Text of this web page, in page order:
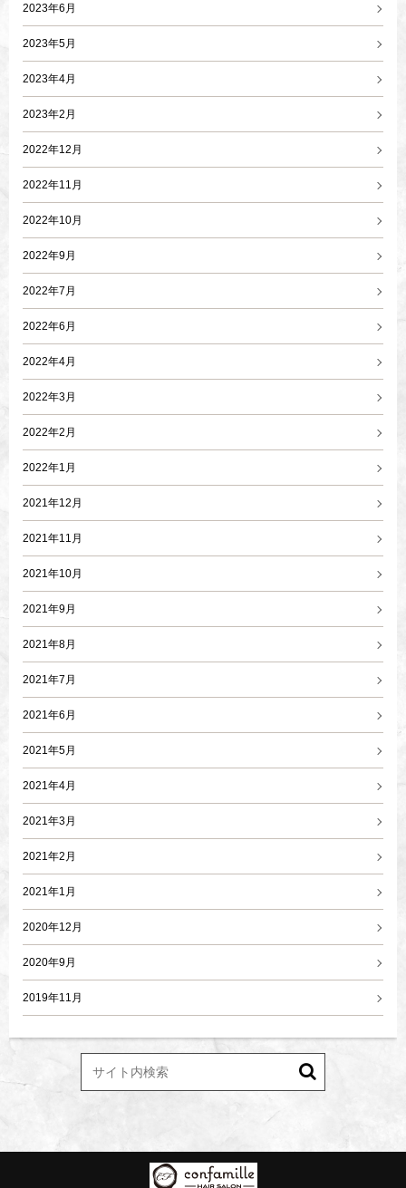
2023年6月
2023年5月
2023年4月
2023年2月
2022年12月
2022年11月
2022年10月
2022年9月
2022年7月
2022年6月
2022年4月
2022年3月
2022年2月
2022年1月
2021年12月
2021年11月
2021年10月
2021年9月
2021年8月
2021年7月
2021年6月
2021年5月
2021年4月
2021年3月
2021年2月
2021年1月
2020年12月
2020年9月
2019年11月